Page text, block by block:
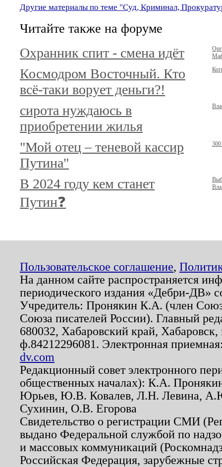
Другие материалы по теме "Суд, Криминал,
Читайте также на форуме
Охранник спит - смена идёт
Космодром Восточный. Кто
всё-таки ворует деньги?!
сирота нуждаюсь в
приобретении жилья
"Мой отец – теневой кассир
Путина"
300
В 2024 году кем станет
Путин❓
Пользовательское соглашение,
На данном сайте распространяется
периодического издания «Дебри-ДВ»
Учредитель: Пронякин К.А. (член
Союза писателей России). Главный
680032, Хабаровский край,
ф.84212296081. Электронная
dv.com
Редакционный совет электронного
общественных началах): К.А.
Юрьев, Ю.В. Ковалев, Л.Н. Левина,
Сухинин, О.В. Егорова
Свидетельство о регистрации СМИ
выдано Федеральной службой по
и массовых коммуникаций
Российская Федерация, зарубежные